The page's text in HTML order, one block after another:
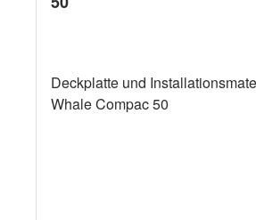
Deckplatte und
Whale Compac 50